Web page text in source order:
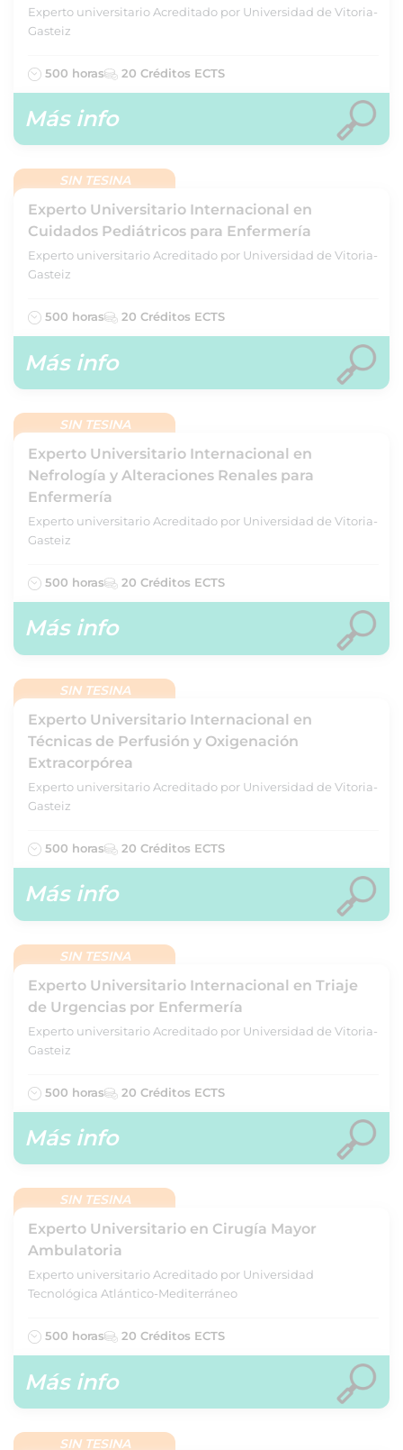
Experto universitario Acreditado por Universidad de Vitoria-
Gasteiz
500 horas 20 Créditos ECTS
Más info
SIN TESINA
Experto Universitario Internacional en
Cuidados Pediátricos para Enfermería
Experto universitario Acreditado por Universidad de Vitoria-
Gasteiz
500 horas 20 Créditos ECTS
Más info
SIN TESINA
Experto Universitario Internacional en
Nefrología y Alteraciones Renales para
Enfermería
Experto universitario Acreditado por Universidad de Vitoria-
Gasteiz
500 horas 20 Créditos ECTS
Más info
SIN TESINA
Experto Universitario Internacional en
Técnicas de Perfusión y Oxigenación
Extracorpórea
Experto universitario Acreditado por Universidad de Vitoria-
Gasteiz
500 horas 20 Créditos ECTS
Más info
SIN TESINA
Experto Universitario Internacional en Triaje
de Urgencias por Enfermería
Experto universitario Acreditado por Universidad de Vitoria-
Gasteiz
500 horas 20 Créditos ECTS
Más info
SIN TESINA
Experto Universitario en Cirugía Mayor
Ambulatoria
Experto universitario Acreditado por Universidad
Tecnológica Atlántico-Mediterráneo
500 horas 20 Créditos ECTS
Más info
SIN TESINA